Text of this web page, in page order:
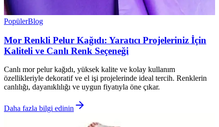
PopülerBlog
Mor Renkli Pelur Kağıdı: Yaratıcı Projeleriniz İçin
Kaliteli ve Canlı Renk Seçeneği
Canlı mor pelur kağıdı, yüksek kalite ve kolay kullanım
özellikleriyle dekoratif ve el işi projelerinde ideal tercih. Renklerin
canlılığı, dayanıklılığı ve uygun fiyatıyla öne çıkar.
Daha fazla bilgi edinin